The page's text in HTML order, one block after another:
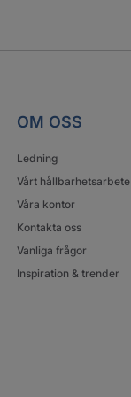
OM OSS
Ledning
Vårt hållbarhetsarbete
Våra kontor
Kontakta oss
Vanliga frågor
Inspiration & trender